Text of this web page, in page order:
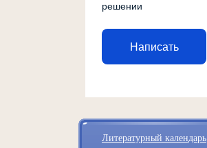
решении
Написать
Литературный календарь